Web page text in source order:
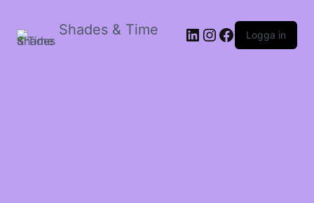
Shades & Time LinkedIn
Instagram
Facebook
Logga in